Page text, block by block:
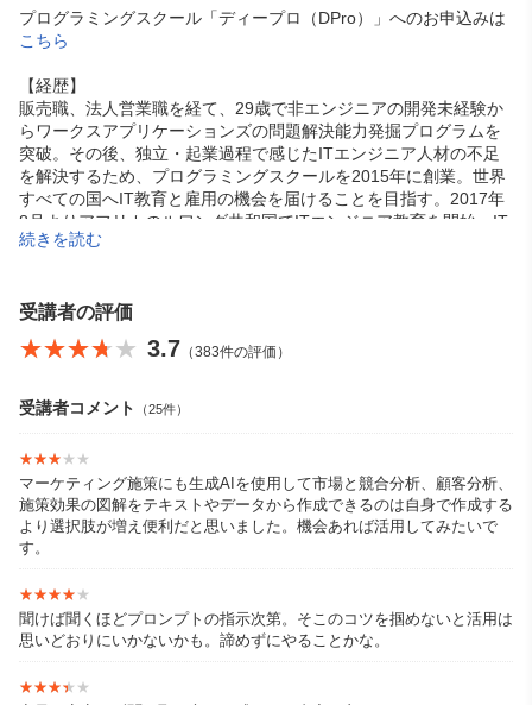
プログラミングスクール「ディープロ（DPro）」へのお申込みは
こちら
【経歴】
販売職、法人営業職を経て、29歳で非エンジニアの開発未経験か
らワークスアプリケーションズの問題解決能力発掘プログラムを
突破。その後、独立・起業過程で感じたITエンジニア人材の不足
を解決するため、プログラミングスクールを2015年に創業。世界
すべての国へIT教育と雇用の機会を届けることを目指す。2017年
8月よりアフリカのルワンダ共和国でITエンジニア教育を開始。IT
エンジニアとして活躍する卒業生を輩出。2020年、第16回「グロ
「可能性は無限大！プログラミングでこんなことできないかな？
楽しいですよね。自分ができることが増えて、少しずつ便利にな
できなかったらどうしよう、時間がもったいないかなって思うか
続きを読む
受講者の評価
★★★★★
★★★★★ 3.7 （383件の評価）
受講者コメント （25件）
★★★★★
★★★★★
マーケティング施策にも生成AIを使用して市場と競合分析、顧客分析、
施策効果の図解をテキストやデータから作成できるのは自身で作成する
より選択肢が増え便利だと思いました。機会あれば活用してみたいで
す。
★★★★★
★★★★★
聞けば聞くほどプロンプトの指示次第。そこのコツを掴めないと活用は
思いどおりにいかないかも。諦めずにやることかな。
★★★★★
★★★★★